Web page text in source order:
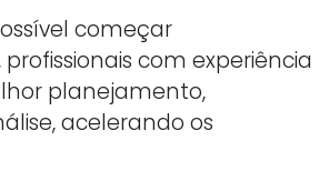
começar
com experiência
planejamento,
acelerando os